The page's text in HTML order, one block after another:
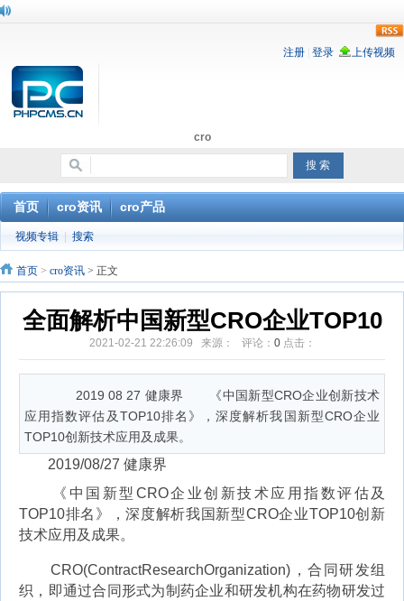
cro
首页 cro资讯 cro产品
视频专辑 搜索
首页 > cro资讯 > 正文
全面解析中国新型CRO企业TOP10
2021-02-21 22:26:09 来源： 评论： 0点击：
2019 08 27 健康界 《中国新型CRO企业创新技术
应用指数评估及TOP10排名》，深度解析我国新型CRO企业
TOP10创新技术应用及成果。
2019/08/27 健康界
《中国新型CRO企业创新技术应用指数评估及
TOP10排名》，深度解析我国新型CRO企业TOP10创新
技术应用及成果。
CRO(ContractResearchOrganization)，合同研发组
织，即通过合同形式为制药企业和研发机构在药物研发过